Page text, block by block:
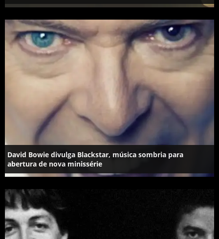
David Bowie divulga Blackstar, música sombria para
abertura de nova minissérie